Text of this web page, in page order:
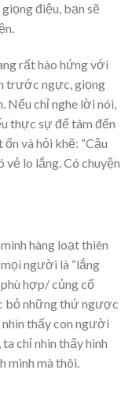
điệu, bạn sẽ
rất hào hứng với
trước ngực, giọng
Nếu chỉ nghe lời nói,
thực sự để tâm đến
và hỏi khẽ: “Cậu
vẻ lo lắng. Có chuyện
hàng loạt thiên
người là “lắng
hợp/ củng cố
bỏ những thứ ngược
nhìn thấy con người
chỉ nhìn thấy hình
mình mà thôi.